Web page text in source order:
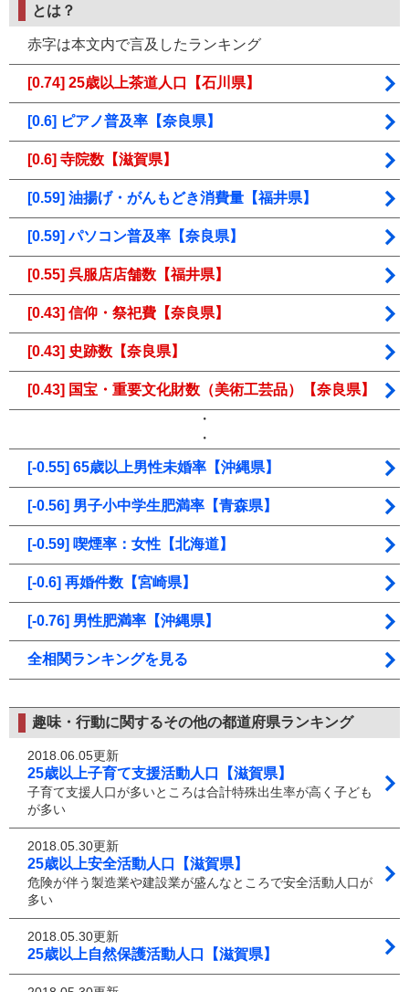
とは？
赤字は本文内で言及したランキング
[0.74] 25歳以上茶道人口【石川県】
[0.6] ピアノ普及率【奈良県】
[0.6] 寺院数【滋賀県】
[0.59] 油揚げ・がんもどき消費量【福井県】
[0.59] パソコン普及率【奈良県】
[0.55] 呉服店店舗数【福井県】
[0.43] 信仰・祭祀費【奈良県】
[0.43] 史跡数【奈良県】
[0.43] 国宝・重要文化財数（美術工芸品）【奈良県】
・
・
[-0.55] 65歳以上男性未婚率【沖縄県】
[-0.56] 男子小中学生肥満率【青森県】
[-0.59] 喫煙率：女性【北海道】
[-0.6] 再婚件数【宮崎県】
[-0.76] 男性肥満率【沖縄県】
全相関ランキングを見る
趣味・行動に関するその他の都道府県ランキング
2018.06.05更新
25歳以上子育て支援活動人口【滋賀県】
子育て支援人口が多いところは合計特殊出生率が高く子ども
が多い
2018.05.30更新
25歳以上安全活動人口【滋賀県】
危険が伴う製造業や建設業が盛んなところで安全活動人口が
多い
2018.05.30更新
25歳以上自然保護活動人口【滋賀県】